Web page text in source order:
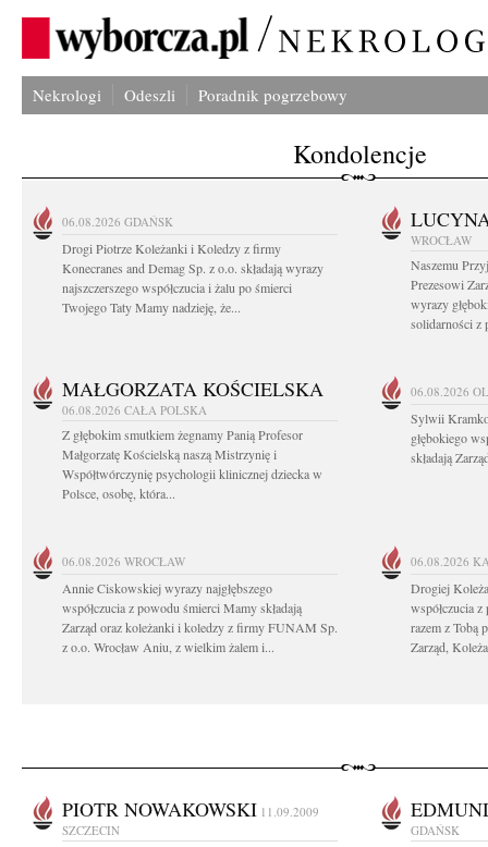
Nekrologi Odeszli Poradnik pogrzebowy
Kondolencje
06.08.2026 GDAŃSK
Drogi Piotrze Koleżanki i Koledzy z firmy
Konecranes and Demag Sp. z o.o. składają wyrazy
najszczerszego współczucia i żalu po śmierci
Twojego Taty Mamy nadzieję, że...
WROCŁAW
Naszemu
Prezesowi
wyrazy
solidarności z
MAŁGORZATA KOŚCIELSKA
06.08.2026 CAŁA POLSKA
Z głębokim smutkiem żegnamy Panią Profesor
Małgorzatę Kościelską naszą Mistrzynię i
Współtwórczynię psychologii klinicznej dziecka w
Polsce, osobę, która...
06.08.2026
Sylwii
głębokiego
składają
06.08.2026 WROCŁAW
Annie Ciskowskiej wyrazy najgłębszego
współczucia z powodu śmierci Mamy składają
Zarząd oraz koleżanki i koledzy z firmy FUNAM Sp.
z o.o. Wrocław Aniu, z wielkim żalem i...
06.08.2026
Drogiej
współczucia
razem z Tobą
Zarząd,
PIOTR NOWAKOWSKI 11.09.2009
SZCZECIN
GDAŃSK